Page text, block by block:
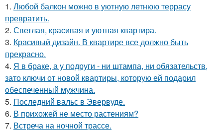
1. Любой балкон можно в уютную летнюю террасу
превратить.
2. Светлая, красивая и уютная квартира.
3. Красивый дизайн. В квартире все должно быть
прекрасно.
4. Я в браке, а у подруги - ни штампа, ни обязательств,
зато ключи от новой квартиры, которую ей подарил
обеспеченный мужчина.
5. Последний вальс в Эвервуде.
6. В прихожей не место растениям?
7. Встреча на ночной трассе.